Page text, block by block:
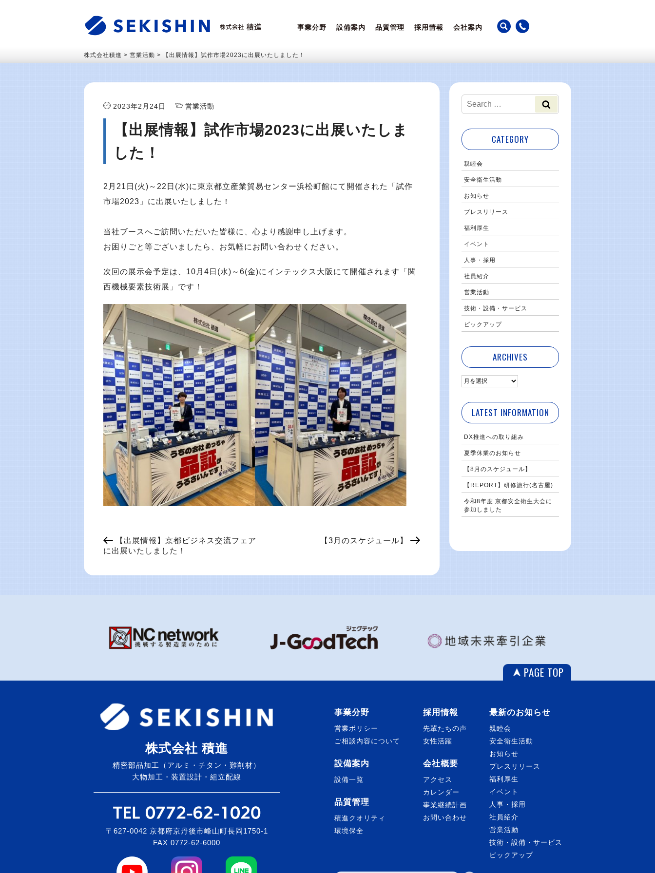
事業分野
営業ポリシー
ご相談内容について
設備案内
設備一覧
品質管理
積進クオリティ
環境保全
採用情報
先輩たちの声
女性活躍
会社案内
アクセス
カレンダー
株式会社積進 > 営業活動 > 【出展情報】試作市場2023に出展いたしました！
2023年2月24日 営業活動
【出展情報】試作市場2023に出展いたしま
した！
2月21日(火)～22日(水)に東京都立産業貿易センター浜松町館にて開催された「試作
市場2023」に出展いたしました！
当社ブースへご訪問いただいた皆様に、心より感謝申し上げます。
お困りごと等ございましたら、お気軽にお問い合わせください。
次回の展示会予定は、10月4日(水)～6(金)にインテックス大阪にて開催されます「関
西機械要素技術展」です！
【出展情報】京都ビジネス交流フェア
に出展いたしました！
【3月のスケジュール】
CATEGORY
親睦会
安全衛生活動
お知らせ
プレスリリース
福利厚生
イベント
人事・採用
社員紹介
営業活動
技術・設備・サービス
ピックアップ
ARCHIVES
LATEST INFORMATION
DX推進への取り組み
夏季休業のお知らせ
【8月のスケジュール】
【REPORT】研修旅行(名古屋)
令和8年度 京都安全衛生大会に
参加しました
PAGE TOP
株式会社 積進
精密部品加工（アルミ・チタン・難削材）
大物加工・装置設計・組立配線
〒627-0042 京都府京丹後市峰山町長岡1750-1
FAX 0772-62-6000
事業分野
営業ポリシー
ご相談内容について
設備案内
設備一覧
品質管理
積進クオリティ
環境保全
採用情報
先輩たちの声
女性活躍
会社概要
アクセス
カレンダー
事業継続計画
お問い合わせ
最新のお知らせ
親睦会
安全衛生活動
お知らせ
プレスリリース
福利厚生
イベント
人事・採用
社員紹介
営業活動
技術・設備・サービス
ピックアップ